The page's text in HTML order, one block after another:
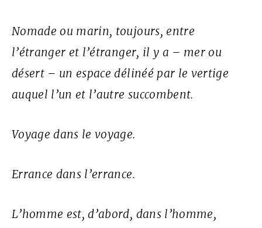
Nomade ou marin, toujours, entre
l’étranger et l’étranger, il y a – mer ou
désert – un espace délinéé par le vertige
auquel l’un et l’autre succombent.
Voyage dans le voyage.
Errance dans l’errance.
L’homme est, d’abord, dans l’homme,